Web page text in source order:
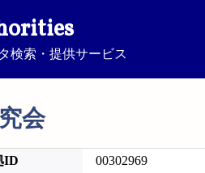
検索・提供サービス
会
ID 00302969